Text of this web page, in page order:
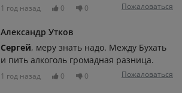
1 год назад 0 0 Пожаловаться
Александр Утков
Сергей, меру знать надо. Между Бухать
и пить алкоголь громадная разница.
1 год назад 0 0 Пожаловаться